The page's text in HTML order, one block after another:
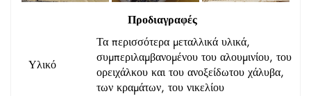
Προδιαγραφές
Υλικό
Τα περισσότερα μεταλλικά υλικά,
συμπεριλαμβανομένου του αλουμινίου, του
ορειχάλκου και του ανοξείδωτου χάλυβα,
των κραμάτων, του νικελίου